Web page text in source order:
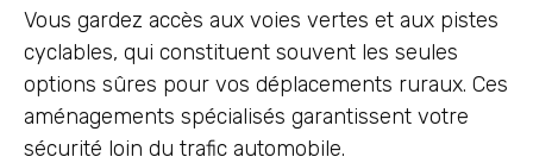
Vous gardez accès aux voies vertes et aux pistes
cyclables, qui constituent souvent les seules
options sûres pour vos déplacements ruraux. Ces
aménagements spécialisés garantissent votre
sécurité loin du trafic automobile.